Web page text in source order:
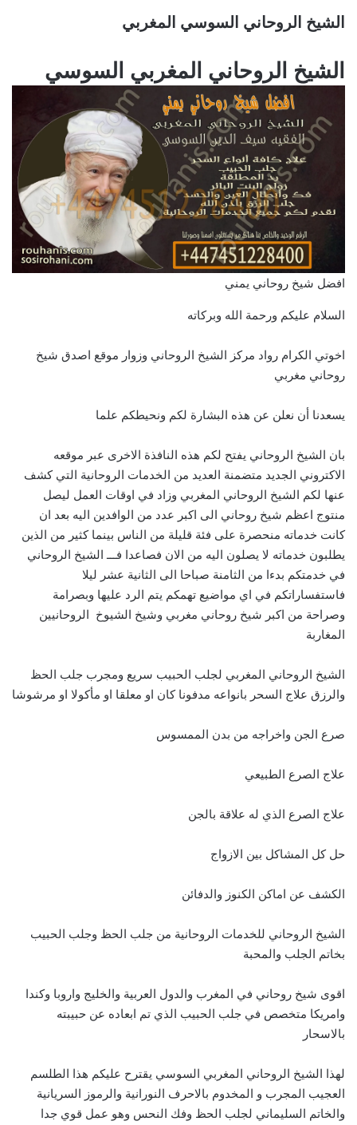
الشيخ الروحاني السوسي المغربي
الشيخ الروحاني المغربي السوسي
افضل شيخ روحاني يمني
السلام عليكم ورحمة الله وبركاته
اخوتي الكرام رواد مركز الشيخ الروحاني وزوار موقع اصدق شيخ
روحاني مغربي
يسعدنا أن نعلن عن هذه البشارة لكم ونحيطكم علما
بان الشيخ الروحاني يفتح لكم هذه النافذة الاخرى عبر موقعه
الاكتروني الجديد متضمنة العديد من الخدمات الروحانية التي كشف
عنها لكم الشيخ الروحاني المغربي وزاد في اوقات العمل ليصل
منتوج اعظم شيخ روحاني الى اكبر عدد من الوافدين اليه بعد ان
كانت خدماته منحصرة على فئة قليلة من الناس بينما كثير من الذين
يطلبون خدماته لا يصلون اليه من الان فصاعدا فـــ الشيخ الروحاني
في خدمتكم بدءا من الثامنة صباحا الى الثانية عشر ليلا
فاستفساراتكم في اي مواضيع تهمكم يتم الرد عليها وبصرامة
وصراحة من اكبر شيخ روحاني مغربي وشيخ الشيوخ الروحانيين
المغاربة
الشيخ الروحاني المغربي لجلب الحبيب سريع ومجرب جلب الحظ
والرزق علاج السحر بانواعه مدفونا كان او معلقا او مأكولا او مرشوشا
صرع الجن واخراجه من بدن الممسوس
علاج الصرع الطبيعي
علاج الصرع الذي له علاقة بالجن
حل كل المشاكل بين الازواج
الكشف عن اماكن الكنوز والدفائن
الشيخ الروحاني للخدمات الروحانية من جلب الحظ وجلب الحبيب
بخاتم الجلب والمحبة
اقوى شيخ روحاني في المغرب والدول العربية والخليج واروبا وكندا
وامريكا متخصص في جلب الحبيب الذي تم ابعاده عن حبيبته
بالاسحار
لهذا الشيخ الروحاني المغربي السوسي يقترح عليكم هذا الطلسم
العجيب المجرب و المخدوم بالاحرف النورانية والرموز السريانية
والخاتم السليماني لجلب الحظ وفك النحس وهو عمل قوي جدا